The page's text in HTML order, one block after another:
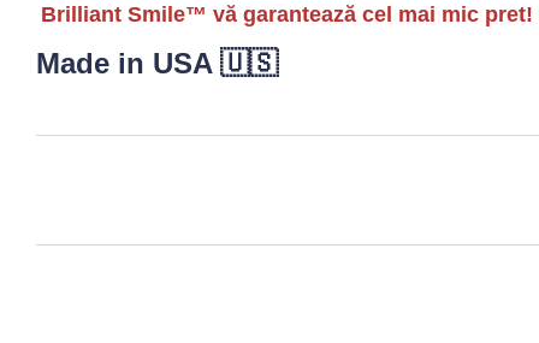
Brilliant Smile™ vă garantează cel mai mic pret!
Made in USA 🇺🇸